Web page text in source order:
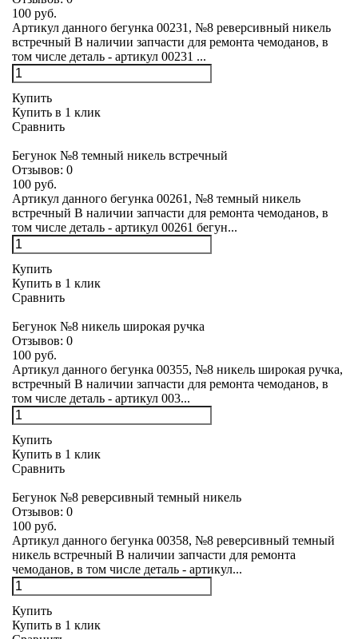
100 руб.
Артикул данного бегунка 00231, №8 реверсивный никель
встречный В наличии запчасти для ремонта чемоданов, в
том числе деталь - артикул 00231 ...
Купить
Купить в 1 клик
Сравнить
Бегунок №8 темный никель встречный
Отзывов: 0
100 руб.
Артикул данного бегунка 00261, №8 темный никель
встречный В наличии запчасти для ремонта чемоданов, в
том числе деталь - артикул 00261 бегун...
Купить
Купить в 1 клик
Сравнить
Бегунок №8 никель широкая ручка
Отзывов: 0
100 руб.
Артикул данного бегунка 00355, №8 никель широкая ручка,
встречный В наличии запчасти для ремонта чемоданов, в
том числе деталь - артикул 003...
Купить
Купить в 1 клик
Сравнить
Бегунок №8 реверсивный темный никель
Отзывов: 0
100 руб.
Артикул данного бегунка 00358, №8 реверсивный темный
никель встречный В наличии запчасти для ремонта
чемоданов, в том числе деталь - артикул...
Купить
Купить в 1 клик